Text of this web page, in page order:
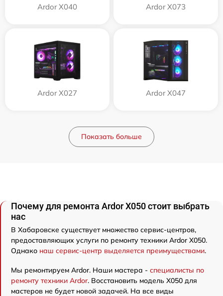
Ardor X040 Ardor X073
Ardor X027 Ardor X047
Показать больше
Почему для ремонта Ardor X050 стоит выбрать
нас
В Хабаровске существует множество сервис-центров,
предоставляющих услуги по ремонту техники Ardor X050.
Однако наш сервис-центр выделяется преимуществами.
Мы ремонтируем Ardor. Наши мастера - специалисты по
ремонту техники Ardor. Восстановить модель X050 для
мастеров не будет новой задачей. На все виды